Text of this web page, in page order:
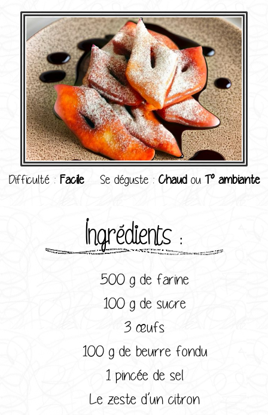
Difficulté : Facile Se déguste : ChaudouT° ambiante
Ingrédients :
500 g de farine
100 g de sucre
3 œufs
100 g de beurre fondu
1 pincée de sel
Le zeste d’un citron